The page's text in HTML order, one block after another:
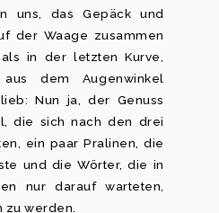
uns, das Gepäck und
der Waage zusammen
in der letzten Kurve,
dem Augenwinkel
Nun ja, der Genuss
die sich nach den drei
ein paar Pralinen, die
und die Wörter, die in
nur darauf warteten,
werden.